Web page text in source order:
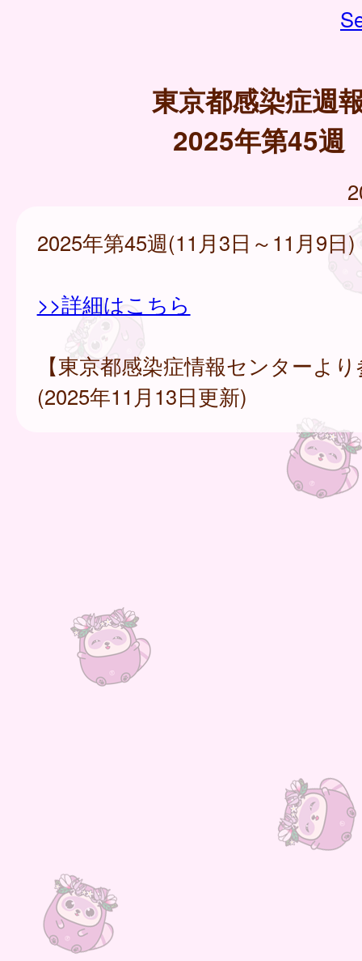
東京都感染症週
2025年第45週
2025年第45週(11月3日～11月9日)
>>詳細はこちら
【東京都感染症情報センターよ
(2025年11月13日更新)